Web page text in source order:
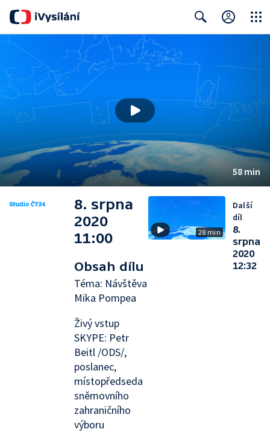
58 min
8. srpna
2020
11:00
Obsah dílu
Téma: Návštěva
Mika Pompea
Živý vstup
SKYPE: Petr
Beitl /ODS/,
poslanec,
místopředseda
sněmovního
zahraničního
výboru
28 min
Další
díl
8.
srpna
2020
12:32